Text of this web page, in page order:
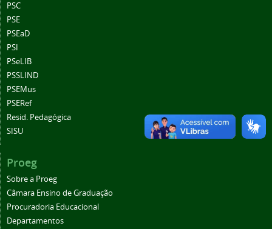
PSC
PSE
PSEaD
PSI
PSeLIB
PSSLIND
PSEMus
PSERef
Resid. Pedagógica
SISU
Proeg
Sobre a Proeg
Câmara Ensino de Graduação
Procuradoria Educacional
Departamentos